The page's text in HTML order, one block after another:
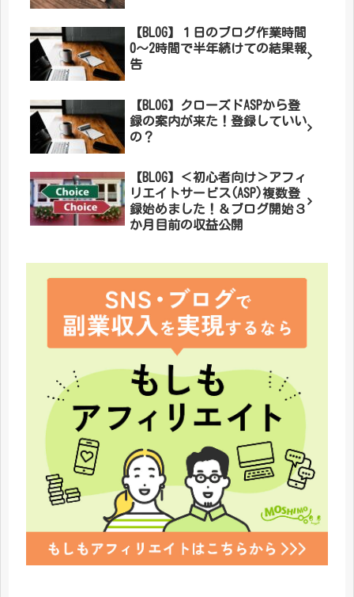
【BLOG】１日のブログ作業時間
0～2時間で半年続けての結果報
告
【BLOG】クローズドASPから登
録の案内が来た！登録していい
の？
【BLOG】＜初心者向け＞アフィ
リエイトサービス(ASP)複数登
録始めました！＆ブログ開始３
か月目前の収益公開